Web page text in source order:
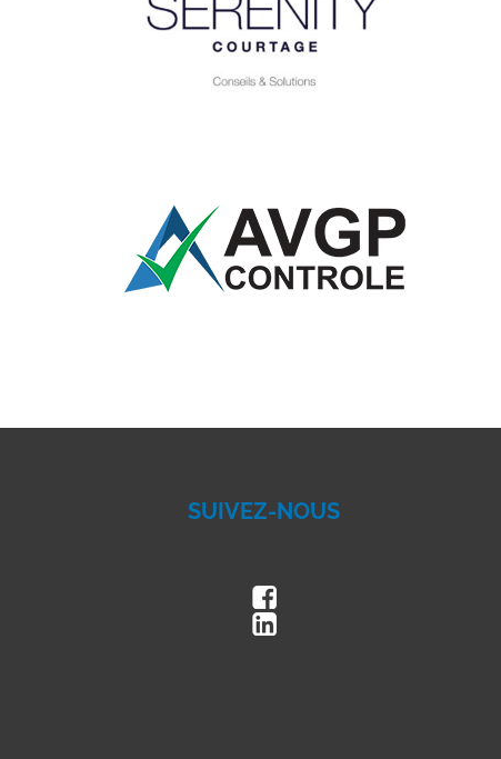
SUIVEZ-NOUS